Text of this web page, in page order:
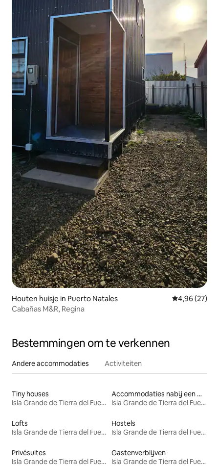
Houten huisje in Puerto Natales Gemiddelde
4,96 (27)
Cabañas M&R, Regina
Bestemmingen om te verkennen
Andere accommodaties Activiteiten
Tiny houses
Isla Grande de Tierra del Fuego
Accommodaties nabij een meer
Isla Grande de Tierra del Fuego
Lofts
Isla Grande de Tierra del Fuego
Hostels
Isla Grande de Tierra del Fuego
Privésuites
Isla Grande de Tierra del Fuego
Gastenverblijven
Isla Grande de Tierra del Fuego